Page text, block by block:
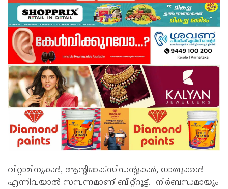
വിറ്റാമിനുകൾ, ആന്റിഓക്‌സിഡന്റുകൾ, ധാതുക്കൾ
എന്നിവയാൽ സമ്പന്നമാണ് ബീറ്റ്റൂട്ട്. നിർബന്ധമായും